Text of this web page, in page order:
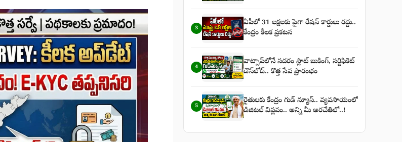
3
ఏపీలో 31 లక్షలకు పైగా రేషన్ కార్డులు రద్దు..
కేంద్రం కీలక ప్రకటన
4
వాట్సాప్‌లోనే సదరం స్లాట్ బుకింగ్, సర్టిఫికెట్
డౌన్‌లోడ్.. కొత్త సేవ ప్రారంభం
5
రైతులకు కేంద్రం గుడ్ న్యూస్.. వ్యవసాయంలో
డిజిటల్ విప్లవం.. అన్ని మీ అరచేతిలో..!